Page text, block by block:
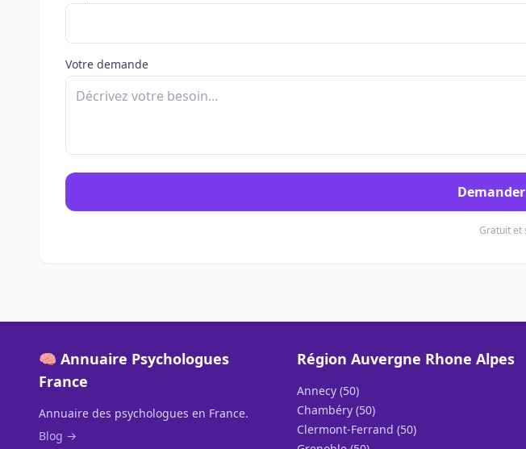
Votre demande
Gratuit et
🧠 Annuaire Psychologues
France
Annuaire des psychologues en France.
Blog →
Région Auvergne Rhone Alpes
Annecy (50)
Chambéry (50)
Clermont-Ferrand (50)